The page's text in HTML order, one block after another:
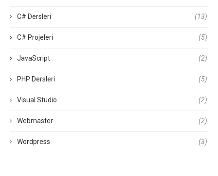
C# Dersleri (13)
C# Projeleri (5)
JavaScript (2)
PHP Dersleri (5)
Visual Studio (2)
Webmaster (2)
Wordpress (3)